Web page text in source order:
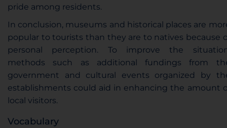
pride among residents.
In conclusion, museums and historical places are
popular to tourists than they are to natives because
personal perception. To improve the
methods such as additional fundings from
government and cultural events organized by
establishments could aid in enhancing the amount
local visitors.
Vocabulary